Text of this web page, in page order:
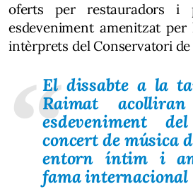
oferts per restauradors i
esdeveniment amenitzat per
intèrprets del Conservatori de
El dissabte a la
Raimat
esdeveniment
concert de música
entorn íntim i
fama internacional